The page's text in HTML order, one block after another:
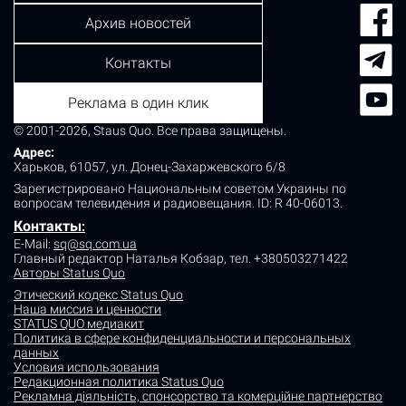
© 2001-2026, Staus Quo. Все права защищены.
Адрес:
Харьков, 61057, ул. Донец-Захаржевского 6/8
Зарегистрировано Национальным советом Украины по
вопросам телевидения и радиовещания. ID: R 40-06013.
Контакты:
E-Mail: sq@sq.com.ua
Главный редактор Наталья Кобзар, тел. +380503271422
Авторы Status Quo
Этический кодекс Status Quo
Наша миссия и ценности
STATUS QUO медиакит
Политика в сфере конфиденциальности и персональных
данных
Условия использования
Редакционная политика Status Quo
Рекламна діяльність, спонсорство та комерційне партнерство
Архив новостей
Контакты
Реклама в один клик